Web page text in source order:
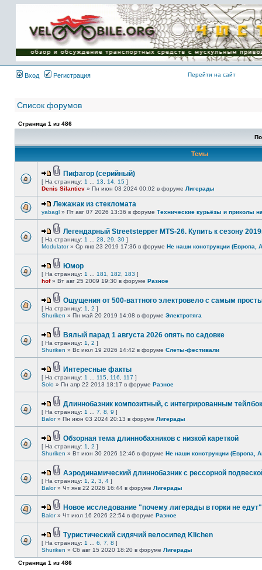
Имя пользователя:
Пароль:
{ LOG_ME_IN_SHORT
}
Вход
Регистрация Перейти на сайт
Список форумов
Страница 1 из 486
Темы
Пифагор (серийный)
[ На страницу: 1 13 14 15 ]
Denis Silantiev » Пн июн 03 2024 00:02 в форуме Лигерады
Лежажак из стекломата
yabagl » Пт авг 07 2026 13:36 в форуме Технические курьёзы и приколы
Легендарный Streetstepper MTS-26. Купить к сезону
[ На страницу: 1 28 29 30 ]
Modulator» Ср янв 23 2019 17:36 в форуме Не наши конструкции (Европа,
Юмор
[ На страницу: 1 181 182 183 ]
hof» Вт авг 25 2009 19:30 в форуме Разное
Ощущения от 500-ваттного электровело с самым
[ На страницу: 1 2 ]
Shuriken » Пн май 20 2019 14:08 в форуме Электротяга
Вялый парад 1 августа 2026 опять по садовке
[ На страницу: 1 2 ]
Shuriken » Вс июл 19 2026 14:42 в форуме Слеты-фестивали
Интересные факты
[ На страницу: 1 115 116 117 ]
Solo » Пн апр 22 2013 18:17 в форуме Разное
Длиннобазник композитный, с интегрированным
[ На страницу: 1 7 8 9 ]
Balor» Пн июн 03 2024 20:13 в форуме Лигерады
Обзорная тема длиннобахников с низкой кареткой
[ На страницу: 1 2 ]
Shuriken » Вт июн 30 2026 12:46 в форуме Не наши конструкции (Европа,
Аэродинамический длиннобазник с рессорной
[ На страницу: 1 2 3 4 ]
Balor» Чт янв 22 2026 16:44 в форуме Лигерады
Новое исследование "почему лигерады в горки не
Balor» Чт июл 16 2026 22:54 в форуме Разное
Туристический сидячий велосипед Klichen
[ На страницу: 1 6 7 8 ]
Shuriken » Сб авг 15 2020 18:20 в форуме Лигерады
Страница 1 из 486